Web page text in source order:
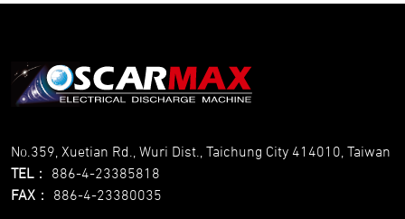
No.359, Xuetian Rd., Wuri Dist., Taichung City 414010, Taiwan
TEL： 886-4-23385818
FAX ： 886-4-23380035